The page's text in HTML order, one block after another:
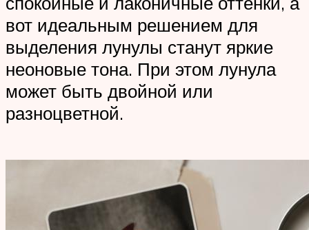
вот идеальным решением для
выделения лунулы станут яркие
неоновые тона. При этом лунула
может быть двойной или
разноцветной.